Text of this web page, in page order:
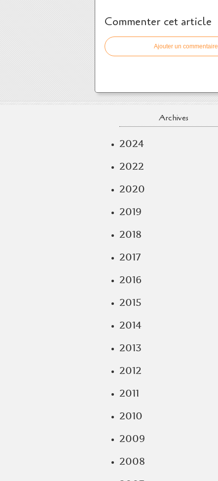
Commenter cet article
Ajouter un commentaire
Archives
2024
2022
2020
2019
2018
2017
2016
2015
2014
2013
2012
2011
2010
2009
2008